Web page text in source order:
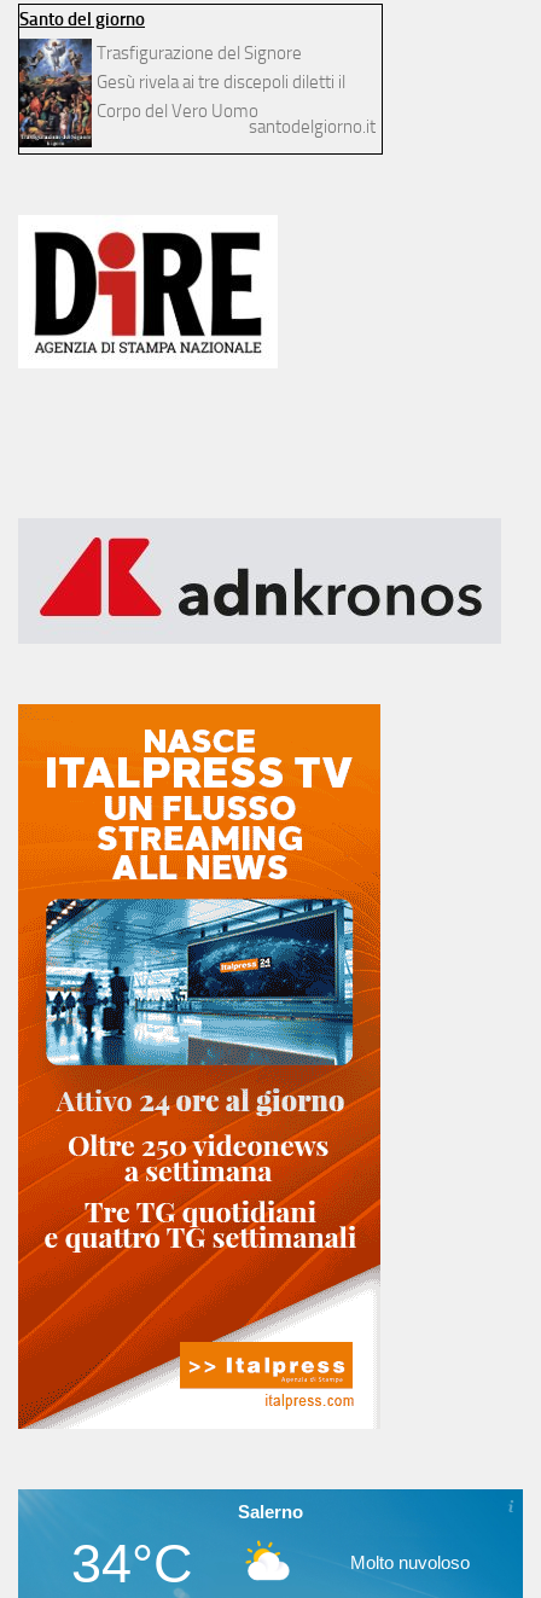
Santo del giorno
Trasfigurazione del Signore
Gesù rivela ai tre discepoli diletti il
Corpo del Vero Uomo
santodelgiorno.it
Salerno
34°C Molto nuvoloso